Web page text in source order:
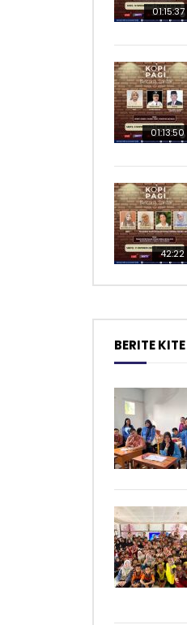
01:15:37
01:13:50
42:22
BERITE KITE